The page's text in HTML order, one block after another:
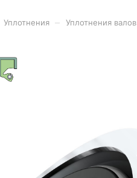
Уплотнения Уплотнения валов